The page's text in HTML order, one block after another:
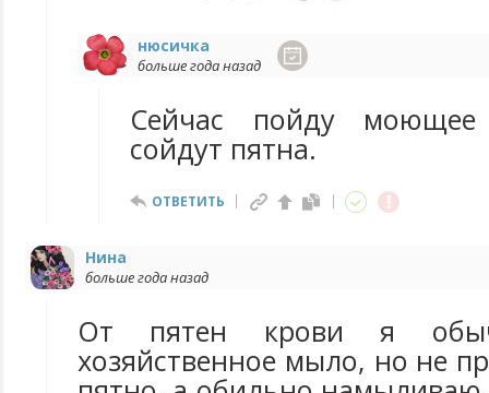
нюсичка
больше года назад
Сейчас пойду
сойдут пятна.
ОТВЕТИТЬ
Нина
больше года назад
От пятен крови я
хозяйственное мыло, но не